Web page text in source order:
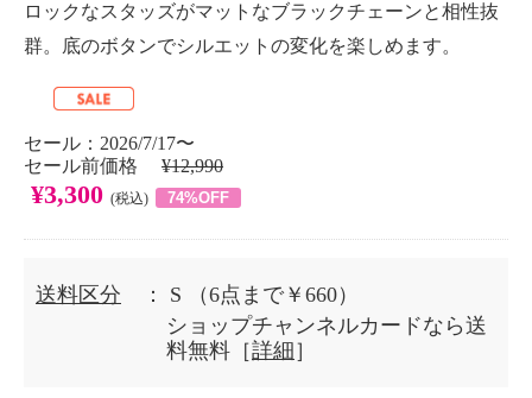
ロックなスタッズがマットなブラックチェーンと相性抜
群。底のボタンでシルエットの変化を楽しめます。
セール：2026/7/17〜
セール前価格 ¥12,990
¥3,300 (税込) 74%OFF
送料区分 ： S
（6点まで￥660）
ショップチャンネルカードなら送
料無料［詳細 ］